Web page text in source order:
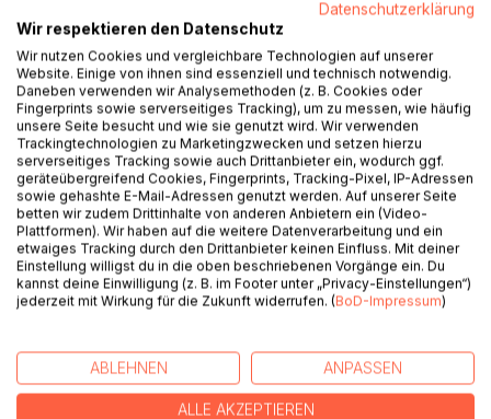
In diesem persönlichen Stadtführer erwarten den Leser
konkrete Ideen und Anregungen, um einen unvergesslichen
Urlaub in Marrakesch zu erleben. Ich habe praktische
Tipps, die auch für den kleinen Geldbeutel geeignet sind,
Hintergrundinformationen und spannende Ausflugsziele für
Sie zusammengetragen und präsentiere Ihnen diese in
übersichtlicher Form.
Als Reisende und Liebhaberin Marrakeschs hoffe ich, dass
dieser Text auch Sie inspiriert, selbst eine Reise in die rote
Stadt Marokkos zu wagen.
Informationen zu den bekanntesten Sehenswürdigkeiten
und einige meiner Geheimtipps sollen Ihnen die Planung
schon im Voraus erleichtern und die Vorfreude steigen
lassen. Marrakesch ist eine ganz besondere Stadt, die wie
Wüste liegt. Traumhafte Szenen wie aus 1001 Nacht
erwarten Sie und ich lade Sie ein, sich darauf einzulassen
und sich verzaubern zu lassen.
Datenschutzerklärung
Wir respektieren den Datenschutz
Wir nutzen Cookies und vergleichbare Technologien auf unserer
Website. Einige von ihnen sind essenziell und technisch notwendig.
Daneben verwenden wir Analysemethoden (z. B. Cookies oder
Fingerprints sowie serverseitiges Tracking), um zu messen, wie häufig
unsere Seite besucht und wie sie genutzt wird. Wir verwenden
Trackingtechnologien zu Marketingzwecken und setzen hierzu
serverseitiges Tracking sowie auch Drittanbieter ein, wodurch ggf.
geräteübergreifend Cookies, Fingerprints, Tracking-Pixel, IP-Adressen
sowie gehashte E-Mail-Adressen genutzt werden. Auf unserer Seite
betten wir zudem Drittinhalte von anderen Anbietern ein (Video-
Plattformen). Wir haben auf die weitere Datenverarbeitung und ein
etwaiges Tracking durch den Drittanbieter keinen Einfluss. Mit deiner
Einstellung willigst du in die oben beschriebenen Vorgänge ein. Du
kannst deine Einwilligung (z. B. im Footer unter „Privacy-Einstellungen“)
jederzeit mit Wirkung für die Zukunft widerrufen. (BoD-Impressum)
ABLEHNEN ANPASSEN
ALLE AKZEPTIEREN